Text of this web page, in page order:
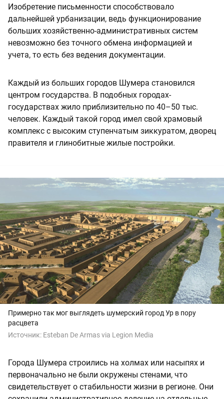
Изобретение письменности способствовало
дальнейшей урбанизации, ведь функционирование
больших хозяйственно-административных систем
невозможно без точного обмена информацией и
учета, то есть без ведения документации.
Каждый из больших городов Шумера становился
центром государства. В подобных городах-
государствах жило приблизительно по 40–50 тыс.
человек. Каждый такой город имел свой храмовый
комплекс с высоким ступенчатым зиккуратом, дворец
правителя и глинобитные жилые постройки.
Примерно так мог выглядеть шумерский город Ур в пору
расцвета
Источник: Esteban De Armas via Legion Media
Города Шумера строились на холмах или насыпях и
первоначально не были окружены стенами, что
свидетельствует о стабильности жизни в регионе. Они